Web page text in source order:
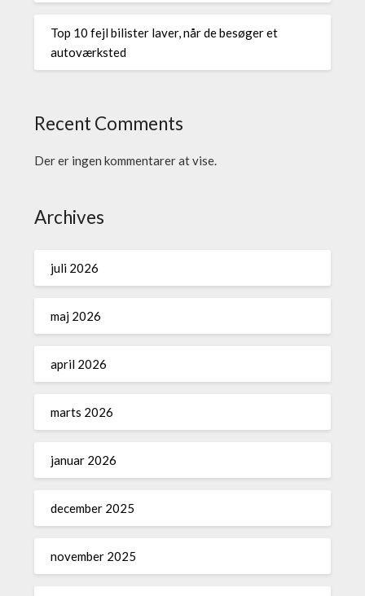
Top 10 fejl bilister laver, når de besøger et
autoværksted
Recent Comments
Der er ingen kommentarer at vise.
Archives
juli 2026
maj 2026
april 2026
marts 2026
januar 2026
december 2025
november 2025